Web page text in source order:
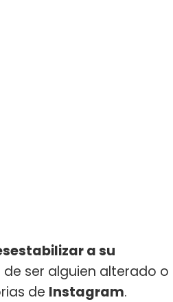
a su
ser alguien alterado o
de Instagram.